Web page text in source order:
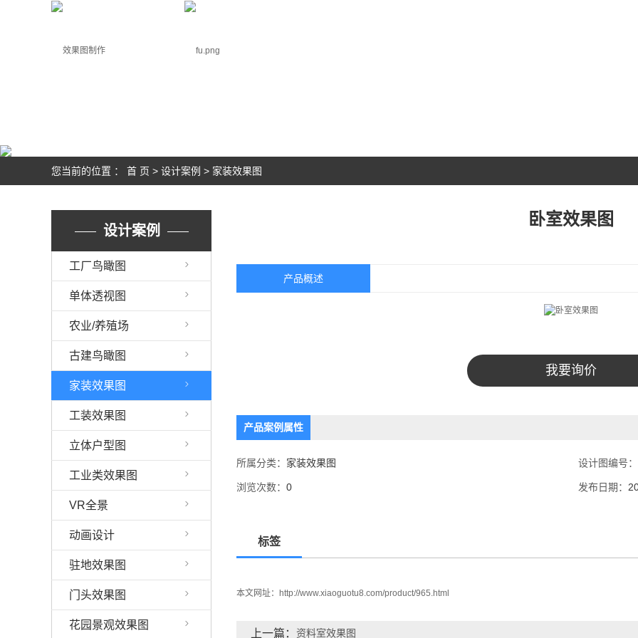
您当前的位置 ： 首 页 > 设计案例 > 家装效果图
设计案例
工厂鸟瞰图
单体透视图
农业/养殖场
古建鸟瞰图
家装效果图
工装效果图
立体户型图
工业类效果图
VR全景
动画设计
驻地效果图
门头效果图
花园景观效果图
卧室效果图
产品概述
我要询价
产品案例属性
所属分类： 家装效果图 设计图编号：
浏览次数：0 发布日期：
标签
本文网址： http://www.xiaoguotu8.com/product/965.html
上一篇： 资料室效果图